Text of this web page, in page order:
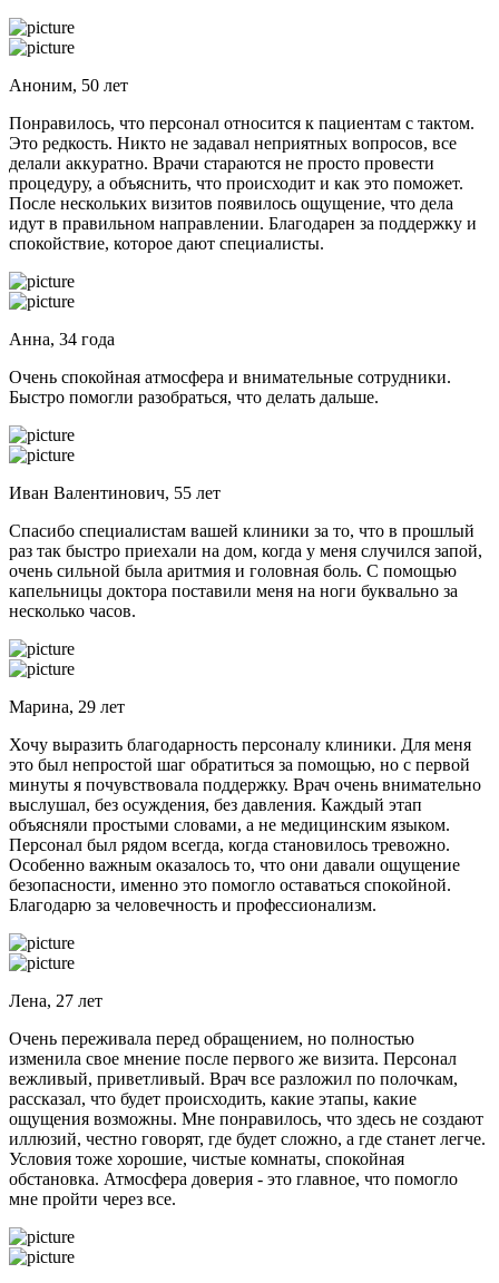
Аноним, 50 лет
Понравилось, что персонал относится к пациентам с тактом.
Это редкость. Никто не задавал неприятных вопросов, все
делали аккуратно. Врачи стараются не просто провести
процедуру, а объяснить, что происходит и как это поможет.
После нескольких визитов появилось ощущение, что дела
идут в правильном направлении. Благодарен за поддержку и
спокойствие, которое дают специалисты.
Анна, 34 года
Очень спокойная атмосфера и внимательные сотрудники.
Быстро помогли разобраться, что делать дальше.
Иван Валентинович, 55 лет
Спасибо специалистам вашей клиники за то, что в прошлый
раз так быстро приехали на дом, когда у меня случился запой,
очень сильной была аритмия и головная боль. С помощью
капельницы доктора поставили меня на ноги буквально за
несколько часов.
Марина, 29 лет
Хочу выразить благодарность персоналу клиники. Для меня
это был непростой шаг обратиться за помощью, но с первой
минуты я почувствовала поддержку. Врач очень внимательно
выслушал, без осуждения, без давления. Каждый этап
объясняли простыми словами, а не медицинским языком.
Персонал был рядом всегда, когда становилось тревожно.
Особенно важным оказалось то, что они давали ощущение
безопасности, именно это помогло оставаться спокойной.
Благодарю за человечность и профессионализм.
Лена, 27 лет
Очень переживала перед обращением, но полностью
изменила свое мнение после первого же визита. Персонал
вежливый, приветливый. Врач все разложил по полочкам,
рассказал, что будет происходить, какие этапы, какие
ощущения возможны. Мне понравилось, что здесь не создают
иллюзий, честно говорят, где будет сложно, а где станет легче.
Условия тоже хорошие, чистые комнаты, спокойная
обстановка. Атмосфера доверия - это главное, что помогло
мне пройти через все.